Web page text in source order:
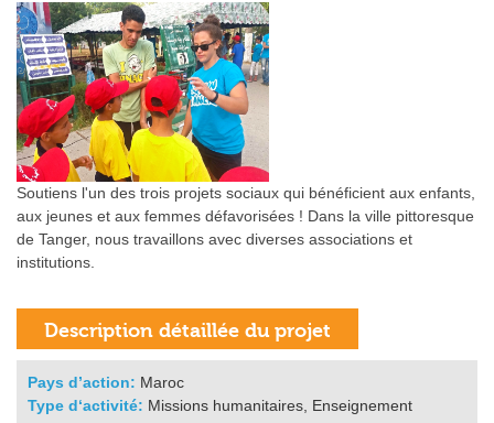
Soutiens l'un des trois projets sociaux qui bénéficient aux enfants,
aux jeunes et aux femmes défavorisées ! Dans la ville pittoresque
de Tanger, nous travaillons avec diverses associations et
institutions.
Pays d’action: Maroc
Type d‘activité: Missions humanitaires, Enseignement